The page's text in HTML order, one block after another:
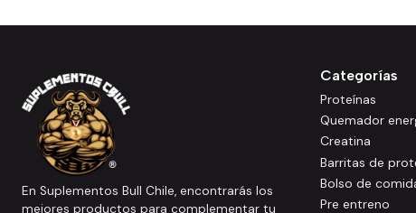
En Suplementos Bull Chile, encontrarás los
mejores productos para complementar tu
Categorías
Proteínas
Quemador
Creatina
Barritas de
Bolso de
Pre entreno